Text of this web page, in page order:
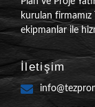
kurulan
ekipmanlar ile
İletişim